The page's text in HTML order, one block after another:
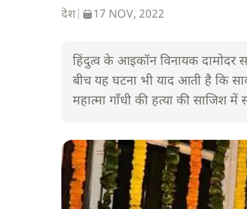
देश 17 NOV, 2022
हिंदुत्व के आइकॉन विनायक दामोदर
बीच यह घटना भी याद आती है कि
महात्मा गाँधी की हत्या की साजिश